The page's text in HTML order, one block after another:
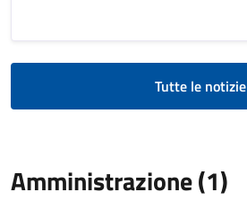
Tutte le notizie
Amministrazione (1)